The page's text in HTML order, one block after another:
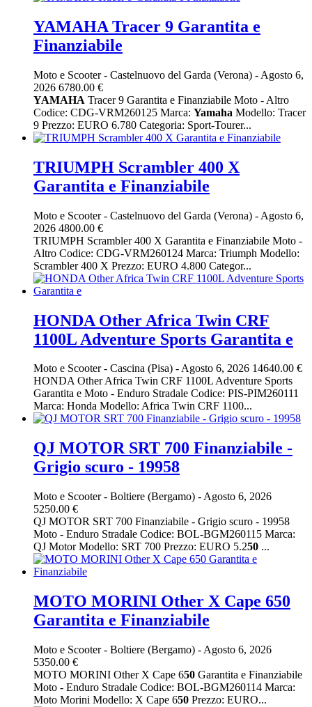
YAMAHA Tracer 9 Garantita e
Finanziabile
Moto e Scooter- Castelnuovo del Garda (Verona) - Agosto 6,
2026 6780.00 €
YAMAHA Tracer 9 Garantita e Finanziabile Moto - Altro
Codice: CDG-VRM260125 Marca: Yamaha Modello: Tracer
9 Prezzo: EURO 6.780 Categoria: Sport-Tourer...
TRIUMPH Scrambler 400 X
Garantita e Finanziabile
Moto e Scooter- Castelnuovo del Garda (Verona) - Agosto 6,
2026 4800.00 €
TRIUMPH Scrambler 400 X Garantita e Finanziabile Moto -
Altro Codice: CDG-VRM260124 Marca: Triumph Modello:
Scrambler 400 X Prezzo: EURO 4.800 Categor...
HONDA Other Africa Twin CRF
1100L Adventure Sports Garantita e
Moto e Scooter- Cascina (Pisa) -Agosto 6, 2026 14640.00 €
HONDA Other Africa Twin CRF 1100L Adventure Sports
Garantita e Moto - Enduro Stradale Codice: PIS-PIM260111
Marca: Honda Modello: Africa Twin CRF 1100...
QJ MOTOR SRT 700 Finanziabile -
Grigio scuro - 19958
Moto e Scooter- Boltiere (Bergamo) - Agosto 6, 2026
5250.00 €
QJ MOTOR SRT 700 Finanziabile - Grigio scuro - 19958
Moto - Enduro Stradale Codice: BOL-BGM260115 Marca:
QJ Motor Modello: SRT 700 Prezzo: EURO 5.250 ...
MOTO MORINI Other X Cape 650
Garantita e Finanziabile
Moto e Scooter- Boltiere (Bergamo) - Agosto 6, 2026
5350.00 €
MOTO MORINI Other X Cape 650 Garantita e Finanziabile
Moto - Enduro Stradale Codice: BOL-BGM260114 Marca:
Moto Morini Modello: X Cape 650 Prezzo: EURO...